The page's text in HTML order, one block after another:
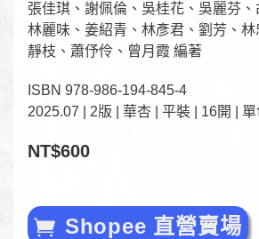
張佳琪、謝佩倫、吳桂花、吳麗芬、
林麗味、姜紹青、林彥君、劉芳、
靜枝、蕭伃伶、曾月霞 編著
ISBN 978-986-194-845-4
2025.07 | 2版 | 華杏 | 平裝 | 16開 |
NT$600
Shopee 直營賣場